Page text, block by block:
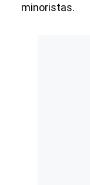
minoristas.